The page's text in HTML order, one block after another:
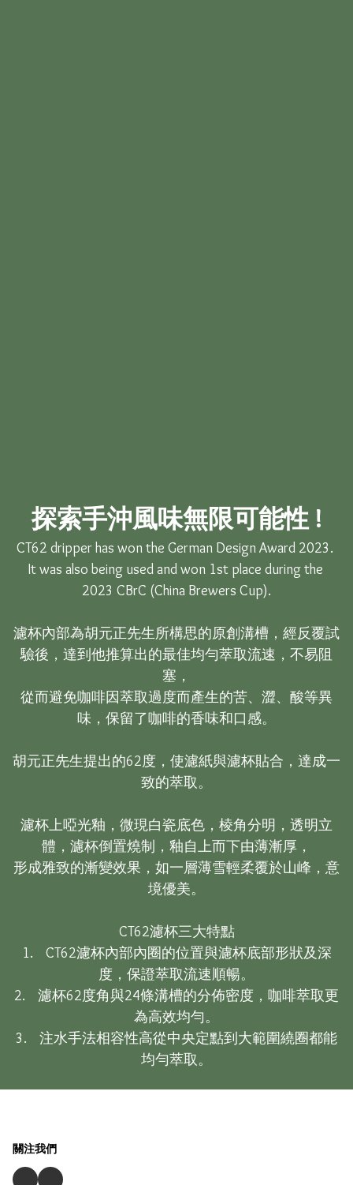
探索手沖風味無限可能性 !
CT62 dripper has won the German Design Award 2023.
It was also being used and won 1st place during the
2023 CBrC (China Brewers Cup).
濾杯內部為胡元正先生所構思的原創溝槽，經反覆試
驗後，達到他推算出的最佳均勻萃取流速，不易阻
塞，
從而避免咖啡因萃取過度而產生的苦、澀、酸等異
味，保留了咖啡的香味和口感。
胡元正先生提出的62度，使濾紙與濾杯貼合，達成一
致的萃取。
濾杯上啞光釉，微現白瓷底色，棱角分明，透明立
體，濾杯倒置燒制，釉自上而下由薄漸厚，
形成雅致的漸變效果，如一層薄雪輕柔覆於山峰，意
境優美。
CT62濾杯三大特點
1.    CT62濾杯內部內圈的位置與濾杯底部形狀及深
度，保證萃取流速順暢。
2.    濾杯62度角與24條溝槽的分佈密度，咖啡萃取更
為高效均勻。
3.    注水手法相容性高從中央定點到大範圍繞圈都能
均勻萃取。
關注我們